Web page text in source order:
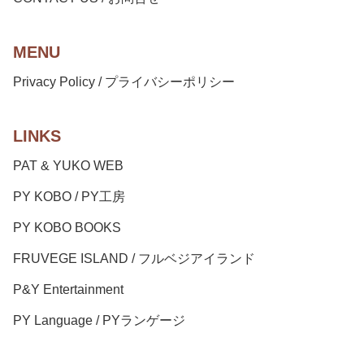
MENU
Privacy Policy / プライバシーポリシー
LINKS
PAT & YUKO WEB
PY KOBO / PY工房
PY KOBO BOOKS
FRUVEGE ISLAND / フルベジアイランド
P&Y Entertainment
PY Language / PYランゲージ